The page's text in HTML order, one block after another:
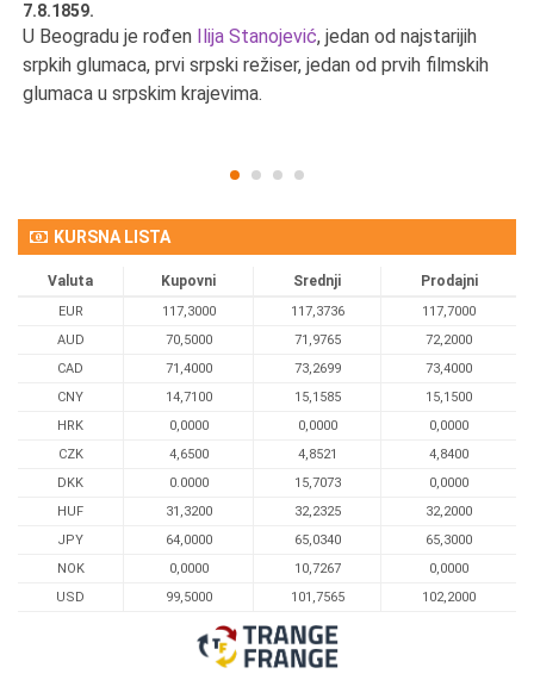
7.8.1859.
U Beogradu je rođen Ilija Stanojević, jedan od najstarijih
srpkih glumaca, prvi srpski režiser, jedan od prvih filmskih
glumaca u srpskim krajevima.
KURSNA LISTA
Valuta Kupovni Srednji Prodajni
EUR 117,3000 117,3736
117,7000
AUD
70,5000 71,9765
72,2000
CAD
71,4000 73,2699
73,4000
CNY
14,7100 15,1585
15,1500
HRK
0,0000 0,0000
0,0000
CZK
4,6500 4,8521
4,8400
DKK
0.0000 15,7073
0,0000
HUF
31,3200 32,2325
32,2000
JPY
64,0000 65,0340
65,3000
NOK
0,0000 10,7267
0,0000
USD
99,5000 101,7565 102,2000